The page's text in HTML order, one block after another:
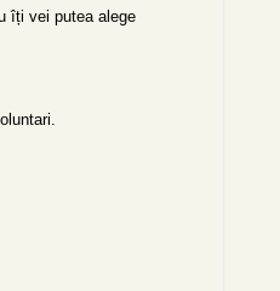
îți vei putea alege